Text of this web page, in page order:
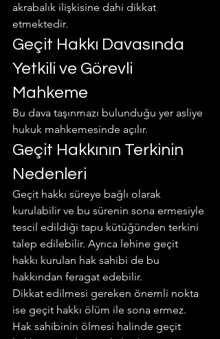
akrabalık ilişkisine dahi dikkat
etmektedir.
Geçit Hakkı Davasında
Yetkili ve Görevli
Mahkeme
Bu dava taşınmazı bulunduğu yer asliye
hukuk mahkemesinde açılır.
Geçit Hakkının Terkinin
Nedenleri
Geçit hakkı süreye bağlı olarak
kurulabilir ve bu sürenin sona ermesiyle
tescil edildiği tapu kütüğünden terkini
talep edilebilir. Ayrıca lehine geçit
hakkı kurulan hak sahibi de bu
hakkından feragat edebilir.
Dikkat edilmesi gereken önemli nokta
ise geçit hakkı ölüm ile sona ermez.
Hak sahibinin ölmesi halinde geçit